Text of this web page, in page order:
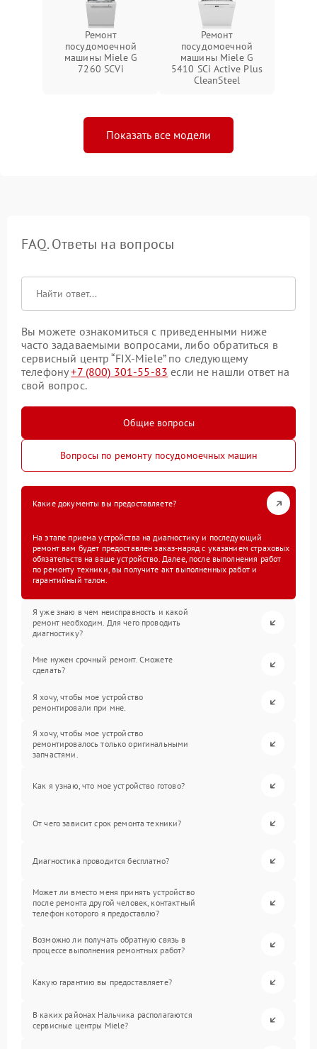
Ремонт
посудомоечной
машины Miele G
7260 SCVi
Ремонт
посудомоечной
машины Miele G
5410 SCi Active Plus
CleanSteel
Показать все модели
FAQ. Ответы на вопросы
Вы можете ознакомиться с приведенными ниже
часто задаваемыми вопросами, либо обратиться в
сервисный центр “FIX-Miele” по следующему
телефону+7 (800) 301-55-83 если не нашли ответ на
свой вопрос.
Общие вопросы
Вопросы по ремонту посудомоечных машин
Какие документы вы предоставляете?
На этапе приема устройства на диагностику и последующий
ремонт вам будет предоставлен заказ-наряд с указанием страховых
обязательств на ваше устройство. Далее, после выполнения работ
по ремонту техники, вы получите акт выполненных работ и
гарантийный талон.
Я уже знаю в чем неисправность и какой
ремонт необходим. Для чего проводить
диагностику?
Мне нужен срочный ремонт. Сможете
сделать?
Я хочу, чтобы мое устройство
ремонтировали при мне.
Я хочу, чтобы мое устройство
ремонтировалось только оригинальными
запчастями.
Как я узнаю, что мое устройство готово?
От чего зависит срок ремонта техники?
Диагностика проводится бесплатно?
Может ли вместо меня принять устройство
после ремонта другой человек, контактный
телефон которого я предоставлю?
Возможно ли получать обратную связь в
процессе выполнения ремонтных работ?
Какую гарантию вы предоставляете?
В каких районах Нальчика располагаются
сервисные центры Miele?